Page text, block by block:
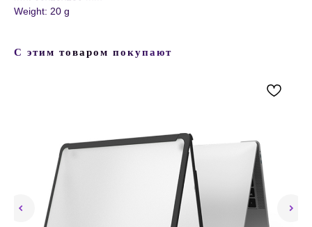
Weight: 20 g
С этим товаром покупают